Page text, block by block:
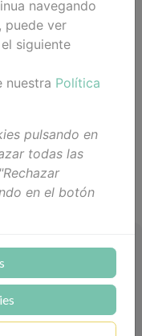
navegando
puede ver
siguiente
nuestra Política
pulsando en
todas las
en el botón